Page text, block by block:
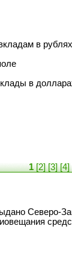
в рублях
в
1 [2] [3] [4]
Северо-